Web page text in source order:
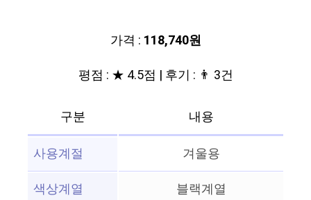
가격 : 118,740원
평점 : ★ 4.5점 | 후기 : 👨‍‍ 3건
구분
내용
사용계절
겨울용
색상계열
블랙계열